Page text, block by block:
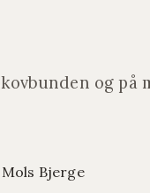
og på
Mols Bjerge